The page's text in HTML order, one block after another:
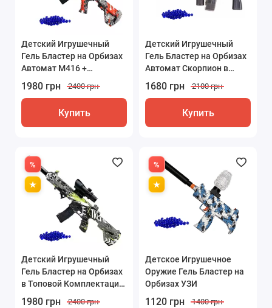
Детский Игрушечный
Гель Бластер на Орбизах
Автомат M416 +
Глушитель + Лазерный
Прицел + Оптика и
Фонарик
1980 грн 2400 грн
Купить
Детский Игрушечный
Гель Бластер на Орбизах
Автомат Скорпион в
Топовой Комплектации
1680 грн 2100 грн
Купить
Детский Игрушечный
Гель Бластер на Орбизах
в Топовой Комплектации
M416 Зелёный
1980 грн 2400 грн
Детское Игрушечное
Оружие Гель Бластер на
Орбизах УЗИ
1120 грн 1400 грн